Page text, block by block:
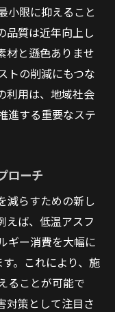
小限に抑えること
品質は近年向上し
材と遜色ありませ
トの削減にもつな
利用は、地域社会
進する重要なステ
ローチ
減らすための新し
えば、低温アスフ
ギー消費を大幅に
。これにより、施
ることが可能で
対策として注目さ